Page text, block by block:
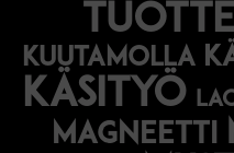
kuutamolla
käsityö
magneetti